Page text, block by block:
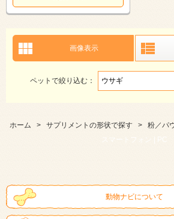
画像表示
ペットで絞り込む：
ホーム > サプリメントの形状で探す >
粉／パ
スマートフォン |
PC
動物ナビについて